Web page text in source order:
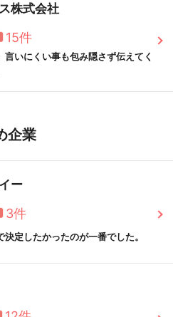
株式会社
15件
いにくい事も包み隠さず伝えてく
企業
ー
3件
定したかったのが一番でした。